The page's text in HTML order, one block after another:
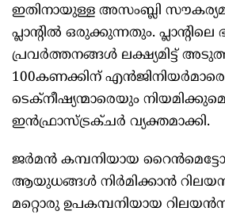
ഇതിനായുള്ള അസംബ്ലി
പ്ലാന്റിൽ ഒരുക്കുന്നതും.
പ്രവർത്തനങ്ങൾ ലക്ഷ്യമിട്ട്
100കണക്കിന്
ടെക്നീഷ്യന്മാരെയും
ഇൻഫ്രാസ്ട്രക്ചർ വ്യക്തമാക്കി.
ജർമൻ കമ്പനിയായ
ആയുധങ്ങൾ നിർമിക്കാൻ
മറ്റൊരു ഉപകമ്പനിയായ